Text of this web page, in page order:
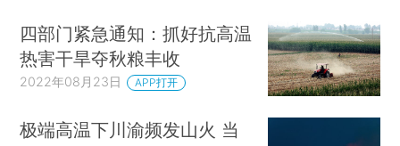
四部门紧急通知：抓好抗高温
热害干旱夺秋粮丰收
2022年08月23日 APP打开
极端高温下川渝频发山火 当